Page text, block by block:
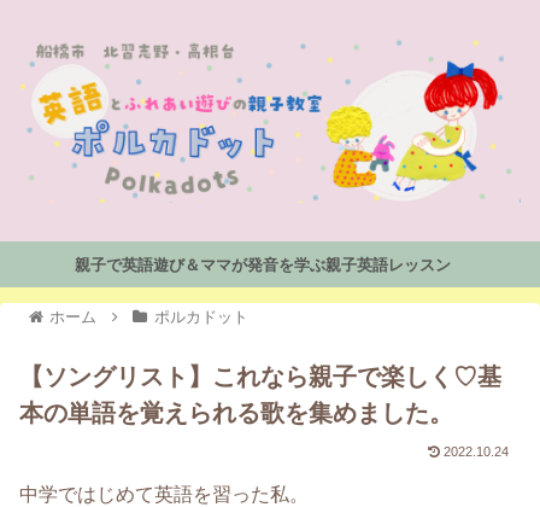
親子で英語遊び＆ママが発音を学ぶ親子英語レッスン
ホーム ポルカドット
【ソングリスト】これなら親子で楽しく♡基
本の単語を覚えられる歌を集めました。
2022.10.24
中学ではじめて英語を習った私。